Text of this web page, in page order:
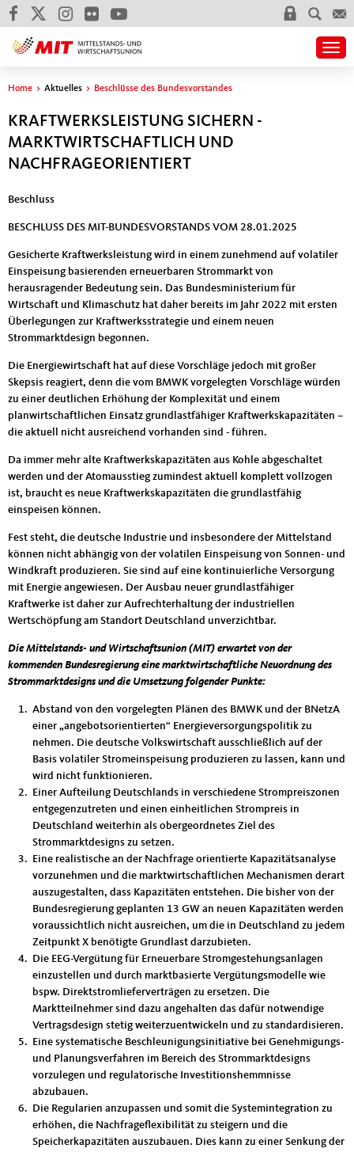
Sie sind hier
Home > Aktuelles > Beschlüsse des Bundesvorstandes
KRAFTWERKSLEISTUNG SICHERN -
MARKTWIRTSCHAFTLICH UND
NACHFRAGEORIENTIERT
Beschluss
BESCHLUSS DES MIT-BUNDESVORSTANDS VOM 28.01.2025
Gesicherte Kraftwerksleistung wird in einem zunehmend auf volatiler
Einspeisung basierenden erneuerbaren Strommarkt von
herausragender Bedeutung sein. Das Bundesministerium für
Wirtschaft und Klimaschutz hat daher bereits im Jahr 2022 mit ersten
Überlegungen zur Kraftwerksstrategie und einem neuen
Strommarktdesign begonnen.
Die Energiewirtschaft hat auf diese Vorschläge jedoch mit großer
Skepsis reagiert, denn die vom BMWK vorgelegten Vorschläge würden
zu einer deutlichen Erhöhung der Komplexität und einem
planwirtschaftlichen Einsatz grundlastfähiger Kraftwerkskapazitäten –
die aktuell nicht ausreichend vorhanden sind - führen.
Da immer mehr alte Kraftwerkskapazitäten aus Kohle abgeschaltet
werden und der Atomausstieg zumindest aktuell komplett vollzogen
ist, braucht es neue Kraftwerkskapazitäten die grundlastfähig
einspeisen können.
Fest steht, die deutsche Industrie und insbesondere der Mittelstand
können nicht abhängig von der volatilen Einspeisung von Sonnen- und
Windkraft produzieren. Sie sind auf eine kontinuierliche Versorgung
mit Energie angewiesen. Der Ausbau neuer grundlastfähiger
Kraftwerke ist daher zur Aufrechterhaltung der industriellen
Wertschöpfung am Standort Deutschland unverzichtbar.
Die Mittelstands- und Wirtschaftsunion (MIT) erwartet von der
kommenden Bundesregierung eine marktwirtschaftliche Neuordnung des
Strommarktdesigns und die Umsetzung folgender Punkte:
Abstand von den vorgelegten Plänen des BMWK und der BNetzA
einer „angebotsorientierten“ Energieversorgungspolitik zu
nehmen. Die deutsche Volkswirtschaft ausschließlich auf der
Basis volatiler Stromeinspeisung produzieren zu lassen, kann und
wird nicht funktionieren.
Einer Aufteilung Deutschlands in verschiedene Strompreiszonen
entgegenzutreten und einen einheitlichen Strompreis in
Deutschland weiterhin als obergeordnetes Ziel des
Strommarktdesigns zu setzen.
Eine realistische an der Nachfrage orientierte Kapazitätsanalyse
vorzunehmen und die marktwirtschaftlichen Mechanismen derart
auszugestalten, dass Kapazitäten entstehen. Die bisher von der
Bundesregierung geplanten 13 GW an neuen Kapazitäten werden
voraussichtlich nicht ausreichen, um die in Deutschland zu jedem
Zeitpunkt X benötigte Grundlast darzubieten.
Die EEG-Vergütung für Erneuerbare Stromgestehungsanlagen
einzustellen und durch marktbasierte Vergütungsmodelle wie
bspw. Direktstromlieferverträgen zu ersetzen. Die
Marktteilnehmer sind dazu angehalten das dafür notwendige
Vertragsdesign stetig weiterzuentwickeln und zu standardisieren.
Eine systematische Beschleunigungsinitiative bei Genehmigungs-
und Planungsverfahren im Bereich des Strommarktdesigns
vorzulegen und regulatorische Investitionshemmnisse
abzubauen.
Die Regularien anzupassen und somit die Systemintegration zu
erhöhen, die Nachfrageflexibilität zu steigern und die
Speicherkapazitäten auszubauen. Dies kann zu einer Senkung der